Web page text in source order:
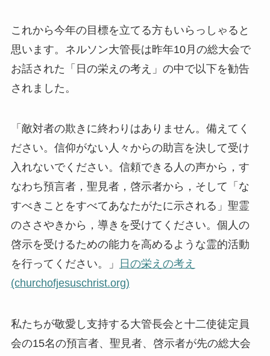
これから今年の目標を立てる方もいらっしゃると
思います。ネルソン大管長は昨年10月の総大会で
お話された「日の栄えの考え」の中で以下を勧告
されました。
「敵対者の欺きに終わりはありません。備えてく
ださい。信仰がない人々からの助言を決して受け
入れないでください。信頼できる人の声から，す
なわち預言者，聖見者，啓示者から，そして「な
すべきことをすべてあなたがたに示される」聖霊
のささやきから，導きを受けてください。個人の
啓示を受けるための能力を高めるような霊的活動
を行ってください。」
日の栄えの考え
(churchofjesuschrist.org)
私たちが敬愛し支持する大管長会と十二使徒定員
会の15名の預言者、聖見者、啓示者が先の総大会